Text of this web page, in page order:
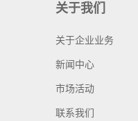
关于我们
关于企业业务
新闻中心
市场活动
联系我们